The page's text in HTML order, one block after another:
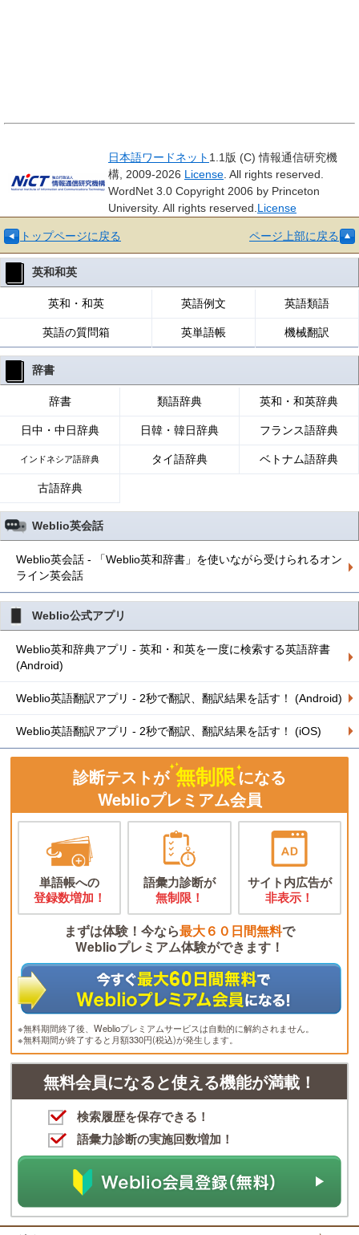
日本語ワードネット 1.1版 (C) 情報通信研究機
構, 2009-2026 License . All rights reserved.
WordNet 3.0 Copyright 2006 by Princeton
University. All rights reserved. License
トップページに戻る ページ上部に戻る
英和和英
英和・和英 英語例文 英語類語
英語の質問箱 英単語帳 機械翻訳
辞書
辞書 類語辞典 英和・和英辞典
日中・中日辞典 日韓・韓日辞典 フランス語辞典
インドネシア語辞典 タイ語辞典 ベトナム語辞典
古語辞典
Weblio英会話
Weblio英会話 - 「Weblio英和辞書」を使いながら受けられるオン
ライン英会話
Weblio公式アプリ
Weblio英和辞典アプリ - 英和・和英を一度に検索する英語辞書
(Android)
Weblio英語翻訳アプリ - 2秒で翻訳、翻訳結果を話す！ (Android)
Weblio英語翻訳アプリ - 2秒で翻訳、翻訳結果を話す！ (iOS)
診断テストが 無制限になる
Weblioプレミアム会員
単語帳への
登録数増加！
語彙力診断が
無制限！
サイト内広告が
非表示！
まずは体験！今なら最大６０日間無料で
Weblioプレミアム体験ができます！
※無料期間終了後、Weblioプレミアムサービスは自動的に解約されません。
※無料期間が終了すると月額330円(税込)が発生します。
無料会員になると使える機能が満載！
検索履歴を保存できる！
語彙力診断の実施回数増加！